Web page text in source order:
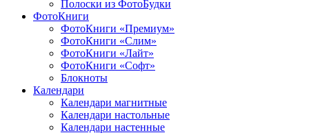
Полоски из ФотоБудки
ФотоКниги
ФотоКниги «Премиум»
ФотоКниги «Слим»
ФотоКниги «Лайт»
ФотоКниги «Софт»
Блокноты
Календари
Календари магнитные
Календари настольные
Календари настенные